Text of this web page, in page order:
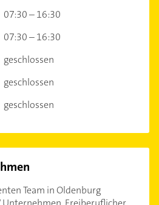
07:30 – 16:30
07:30 – 16:30
geschlossen
geschlossen
geschlossen
Team in Oldenburg